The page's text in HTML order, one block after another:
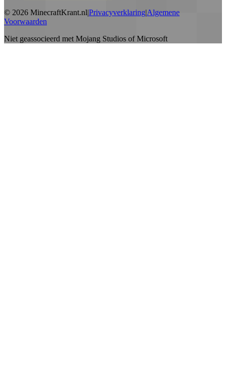
© 2026 MinecraftKrant.nl|Privacyverklaring|Algemene
Voorwaarden
Niet geassocieerd met Mojang Studios of Microsoft